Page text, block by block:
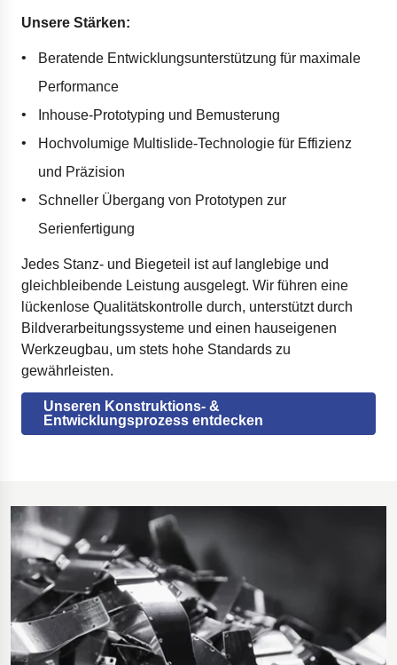
Unsere Stärken:
Beratende Entwicklungsunterstützung für maximale
Performance
Inhouse-Prototyping und Bemusterung
Hochvolumige Multislide-Technologie für Effizienz
und Präzision
Schneller Übergang von Prototypen zur
Serienfertigung
Jedes Stanz- und Biegeteil ist auf langlebige und
gleichbleibende Leistung ausgelegt. Wir führen eine
lückenlose Qualitätskontrolle durch, unterstützt durch
Bildverarbeitungssysteme und einen hauseigenen
Werkzeugbau, um stets hohe Standards zu
gewährleisten.
Unseren Konstruktions- &
Entwicklungsprozess entdecken